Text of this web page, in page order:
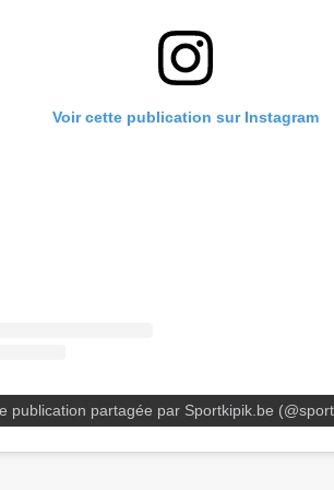
Voir cette publication sur Instagram
publication partagée par Sportkipik.be